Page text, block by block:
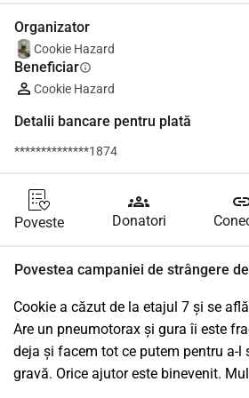
Organizator
Cookie Hazard
Beneficiarinfo
Cookie Hazard
Detalii bancare pentru plată
**************1874
Poveste
groups
Donatori
Povestea campaniei de strângere
Cookie a căzut de la etajul 7 și se
Are un pneumotorax și gura îi este
deja și facem tot ce putem pentru a-l
gravă. Orice ajutor este binevenit.